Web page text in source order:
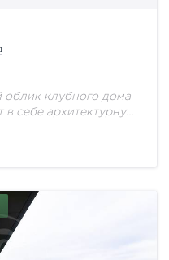
клубного дома
в себе архитектурную